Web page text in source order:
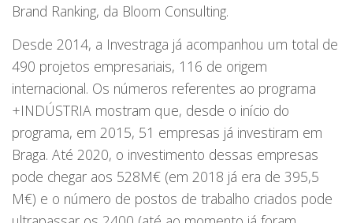
Brand Ranking, da Bloom Consulting.
Desde 2014, a Investraga já acompanhou um total de
490 projetos empresariais, 116 de origem
internacional. Os números referentes ao programa
+INDÚSTRIA mostram que, desde o início do
programa, em 2015, 51 empresas já investiram em
Braga. Até 2020, o investimento dessas empresas
pode chegar aos 528M€ (em 2018 já era de 395,5
M€) e o número de postos de trabalho criados pode